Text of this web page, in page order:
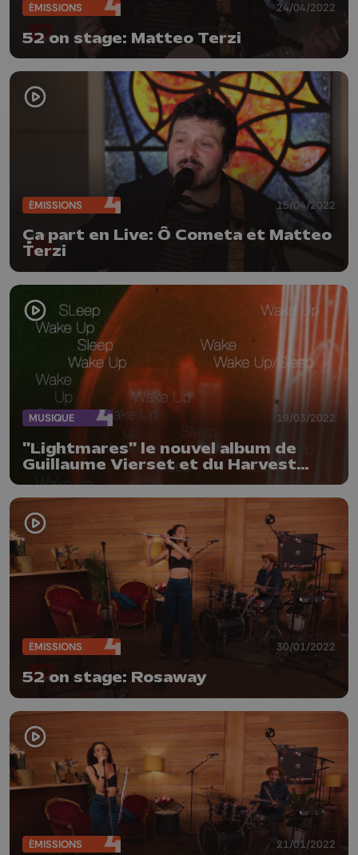
ÉMISSIONS 24/04/2022
52 on stage: Matteo Terzi
ÉMISSIONS 15/04/2022
Ça part en Live: Ô Cometa et Matteo
Terzi
MUSIQUE 19/03/2022
"Lightmares" le nouvel album de
Guillaume Vierset et du Harvest
Group
ÉMISSIONS 30/01/2022
52 on stage: Rosaway
ÉMISSIONS 21/01/2022